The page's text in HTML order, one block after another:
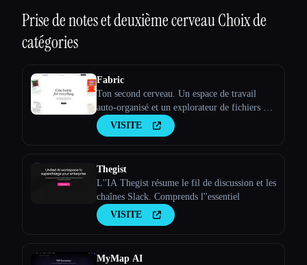
Prise de notes et deuxième cerveauChoix de
catégories
Fabric
Ton second cerveau. Un espace de travail
auto-organisé et un explorateur de fichiers du
futur.VISITE
Thegist
L''IA Thegist résume le fil de discussion et les
chaînes Slack. Comprends l''essentiel
VISITE
MyMap AI